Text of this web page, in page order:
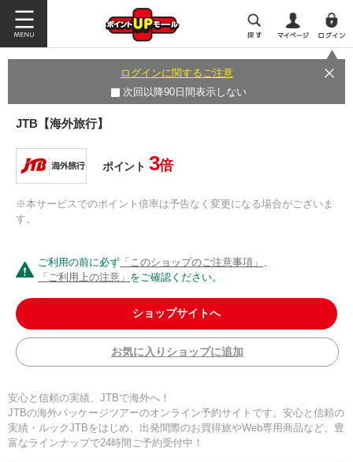
ログインに関するご注意
次回以降90日間表示しない
JTB【海外旅行】
ポイント 3倍
※本サービスでのポイント倍率は予告なく変更になる場合がございま
す。
ご利用の前に必ず 「このショップのご注意事項」 、
「ご利用上の注意」 をご確認ください。
ショップサイトへ
お気に入りショップに追加
安心と信頼の実績、JTBで海外へ！
JTBの海外パッケージツアーのオンライン予約サイトです。安心と信頼の
実績・ルックJTBをはじめ、出発間際のお買得旅やWeb専用商品など、豊
富なラインナップで24時間ご予約受付中！